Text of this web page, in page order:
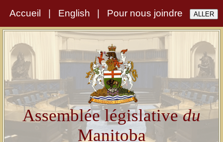
Accueil English Pour nous joindre
Assemblée législativedu
Manitoba